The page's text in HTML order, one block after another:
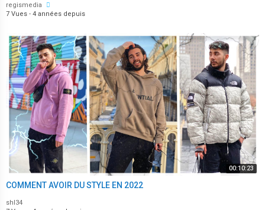
regismedia
7 Vues · 4 années depuis
00:10:23
COMMENT AVOIR DU STYLE EN 2022
shl34